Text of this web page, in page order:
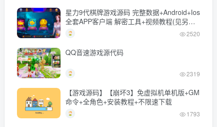
星力9代棋牌游戏源码 完整数据+Android+Ios
全套APP客户端 解密工具+视频教程(见另个
链接)
2520
QQ音速游戏源代码
2319
【游戏源码】【崩坏3】免虚拟机单机版+GM
命令+全角色+安装教程+不限速下载
1793